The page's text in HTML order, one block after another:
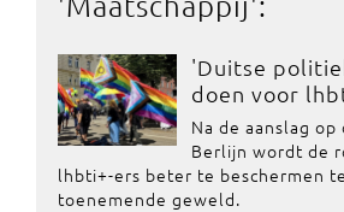
'Duitse
doen voor
Na de aanslag op
Berlijn wordt de
lhbti+-ers beter te beschermen
toenemende geweld.